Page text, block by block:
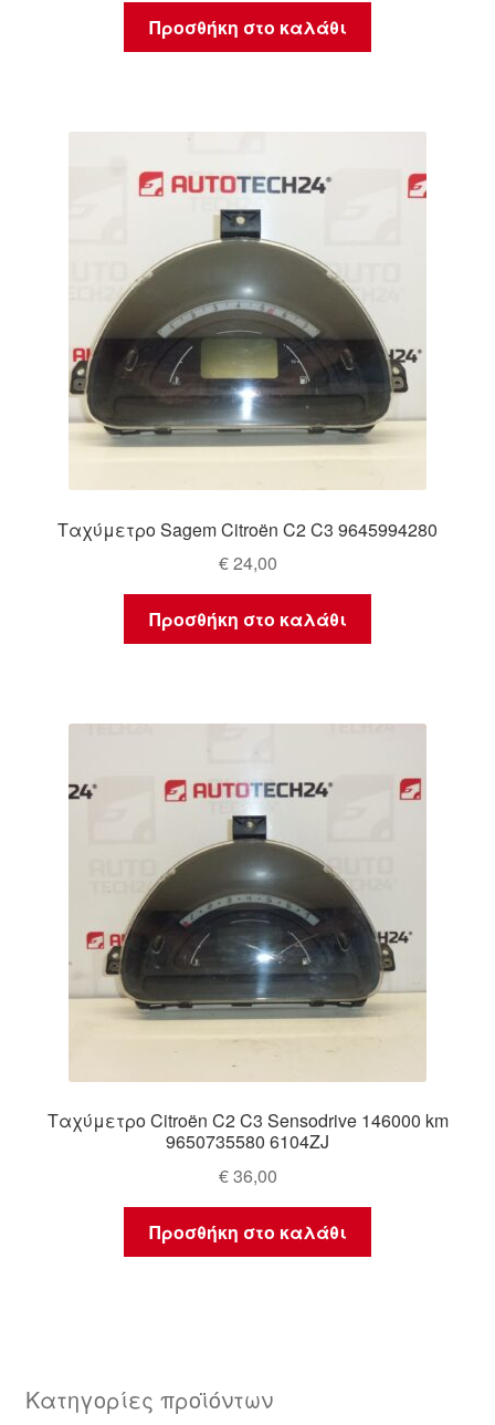
Προσθήκη στο καλάθι
Ταχύμετρο Sagem Citroën C2 C3 9645994280
€24,00
Προσθήκη στο καλάθι
Ταχύμετρο Citroën C2 C3 Sensodrive 146000 km
9650735580 6104ZJ
€36,00
Προσθήκη στο καλάθι
Κατηγορίες προϊόντων